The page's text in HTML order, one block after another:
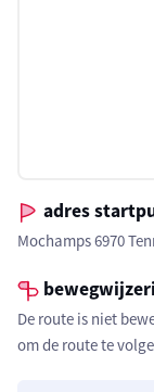
adres
Mochamps 6970
De route is niet
om de route te